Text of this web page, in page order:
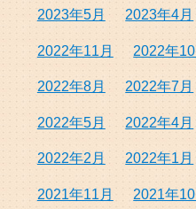
2023年5月 2023年4月
2022年11月 2022年10
2022年8月 2022年7月
2022年5月 2022年4月
2022年2月 2022年1月
2021年11月 2021年10